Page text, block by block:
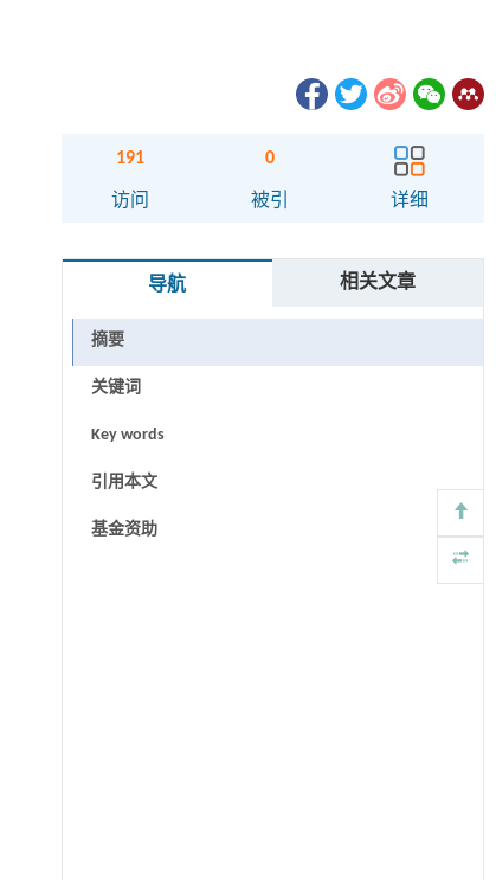
191
访问
0
被引 详细
导航 相关文章
摘要
关键词
Key words
引用本文
基金资助